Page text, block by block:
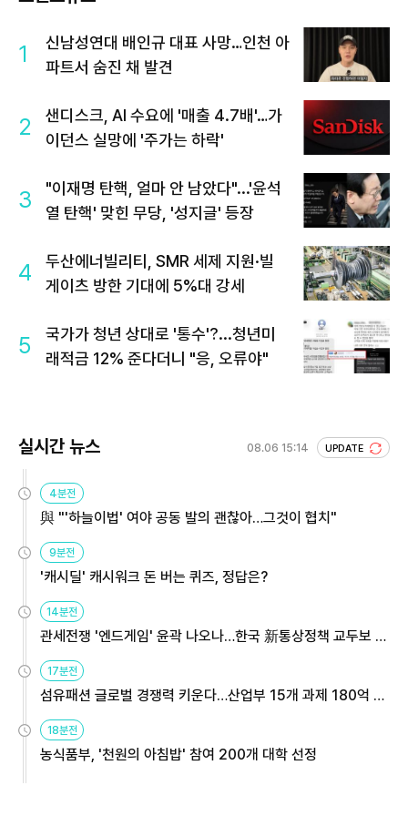
1
신남성연대 배인규 대표 사망…인천 아
파트서 숨진 채 발견
2
샌디스크, AI 수요에 '매출 4.7배'…가
이던스 실망에 '주가는 하락'
3
"이재명 탄핵, 얼마 안 남았다"...'윤석
열 탄핵' 맞힌 무당, '성지글' 등장
4
두산에너빌리티, SMR 세제 지원·빌
게이츠 방한 기대에 5%대 강세
5
국가가 청년 상대로 '통수'?...청년미
래적금 12% 준다더니 "응, 오류야"
실시간 뉴스 08.06 15:14 UPDATE
4분전
與 "'하늘이법' 여야 공동 발의 괜찮아…그것이 협치"
9분전
'캐시딜' 캐시워크 돈 버는 퀴즈, 정답은?
14분전
관세전쟁 '엔드게임' 윤곽 나오나…한국 新통상정책 교두보 활
17분전
섬유패션 글로벌 경쟁력 키운다…산업부 15개 과제 180억 지
18분전
농식품부, '천원의 아침밥' 참여 200개 대학 선정